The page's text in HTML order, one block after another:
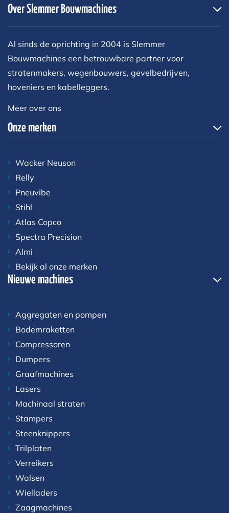
Over Slemmer Bouwmachines
Al sinds de oprichting in 2004 is Slemmer
Bouwmachines een betrouwbare partner voor
stratenmakers, wegenbouwers, gevelbedrijven,
hoveniers en kabelleggers.
Meer over ons
Onze merken
Wacker Neuson
Relly
Pneuvibe
Stihl
Atlas Copco
Spectra Precision
Almi
Bekijk al onze merken
Nieuwe machines
Aggregaten en pompen
Bodemraketten
Compressoren
Dumpers
Graafmachines
Lasers
Machinaal straten
Stampers
Steenknippers
Trilplaten
Verreikers
Walsen
Wielladers
Zaagmachines